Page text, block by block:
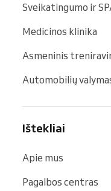
Sveikatingumo ir
Medicinos klinika
Asmeninis
Automobilių
Ištekliai
Apie mus
Pagalbos centras